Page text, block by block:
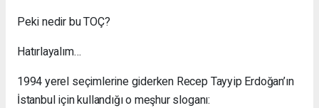
Peki nedir bu TOÇ?
Hatırlayalım…
1994 yerel seçimlerine giderken Recep Tayyip Erdoğan’ın
İstanbul için kullandığı o meşhur sloganı: